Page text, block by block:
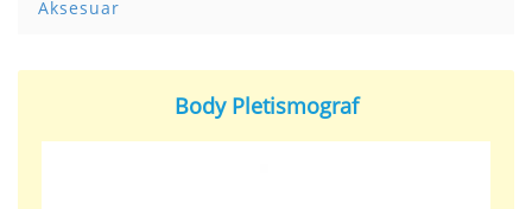
Aksesuar
Body Pletismograf